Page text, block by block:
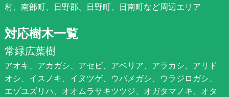
村、南部町、日野郡、日野町、日南町など周辺エリア
対応樹木一覧
常緑広葉樹
アオキ、アカガシ、アセビ、アベリア、アラカシ、アリド
オシ、イスノキ、イヌツゲ、ウバメガシ、ウラジロガシ、
エゾユズリハ、オオムラサキツツジ、オガタマノキ、オタ